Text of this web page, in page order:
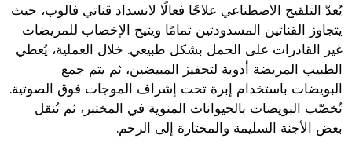
يُعدّ التلقيح الاصطناعي علاجًا فعالًا لانسداد قناتي فالوب، حيث
يتجاوز القناتين المسدودتين تمامًا ويتيح الإخصاب للمريضات
غير القادرات على الحمل بشكل طبيعي. خلال العملية، يُعطي
الطبيب المريضة أدوية لتحفيز المبيضين، ثم يتم جمع
البويضات باستخدام إبرة تحت إشراف الموجات فوق الصوتية.
تُخصّب البويضات بالحيوانات المنوية في المختبر، ثم تُنقل
بعض الأجنة السليمة والمختارة إلى الرحم.